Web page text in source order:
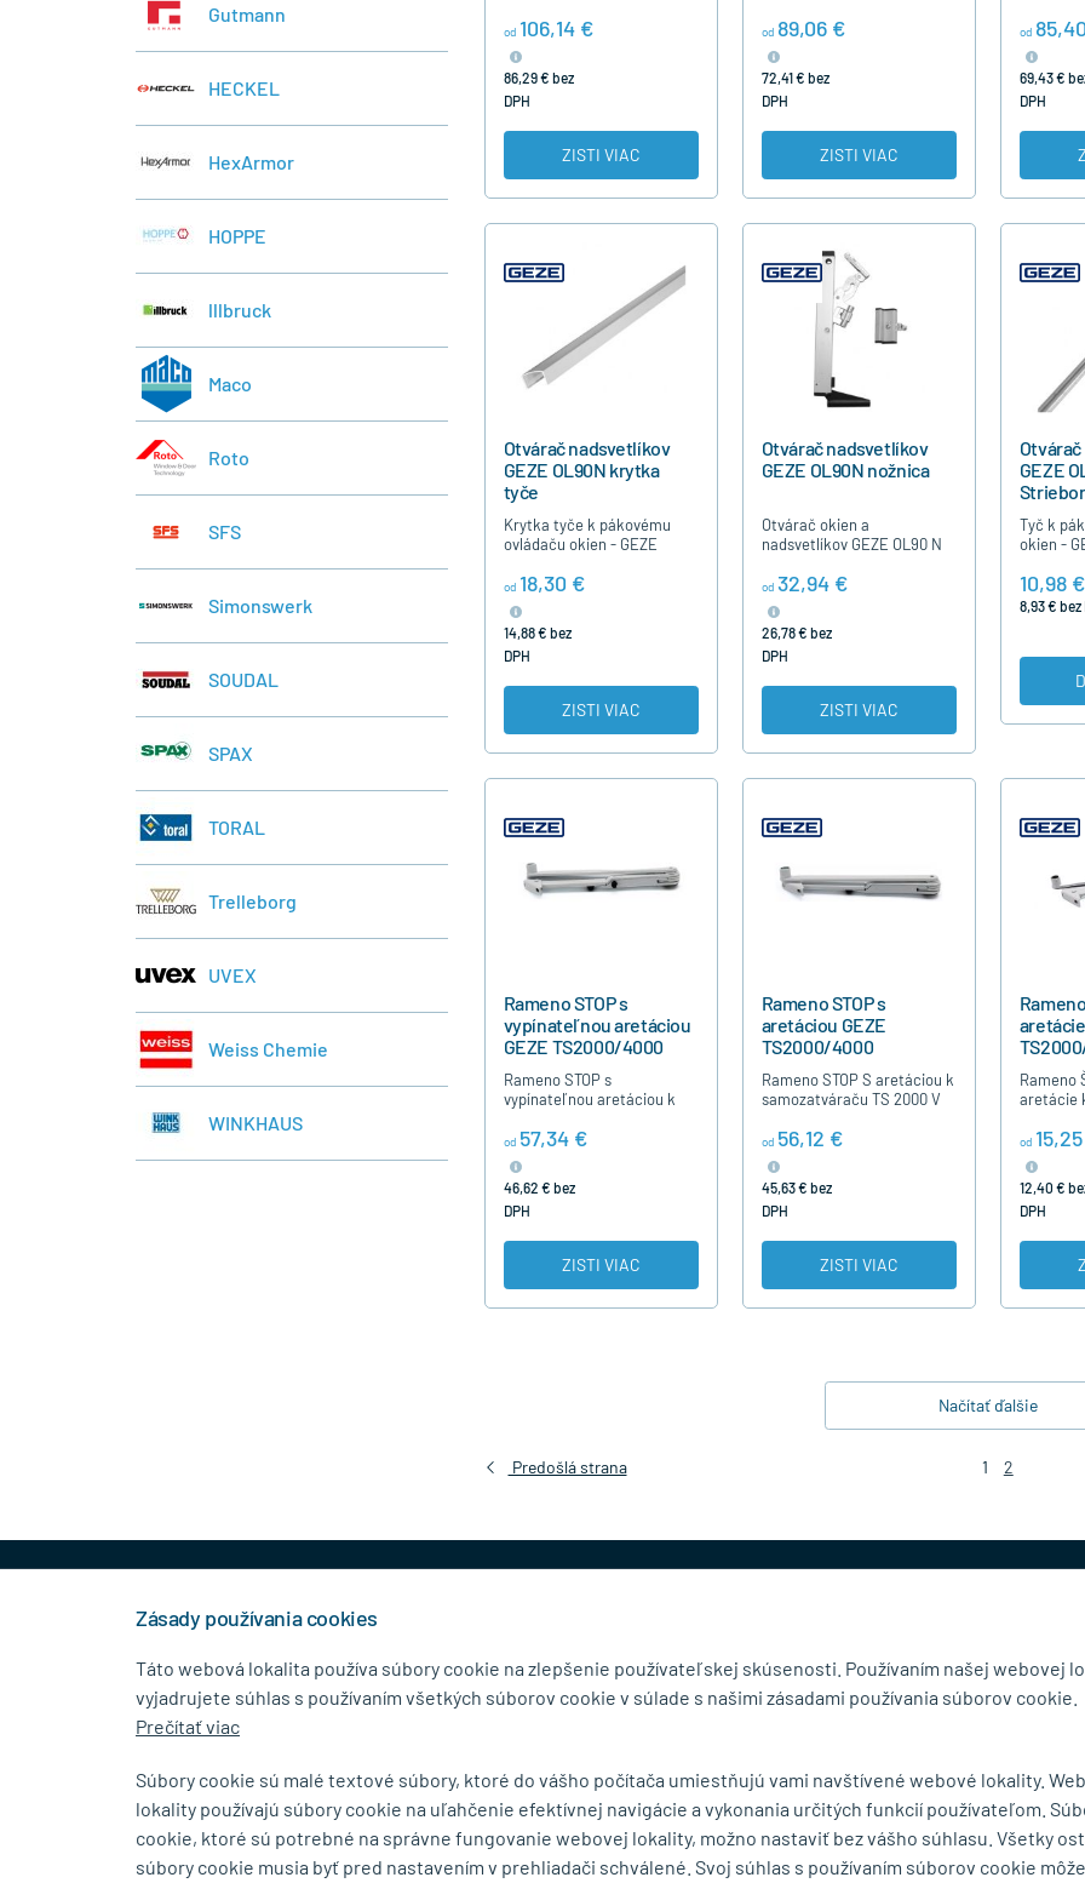
dľžka 1200 mm je možné
použiť pri šírke parapetu
nad 310mm a…
od 106,14 €
86,29 € bez
DPH
ZISTI VIAC
dľžka 1000 mm je možné
použiť pri šírke parapetu
nad 310mm a…
od 89,06 €
72,41 € bez
DPH
ZISTI VIAC
dľžka
na
šírky do
od
69,43 €
DPH
Otvárač nadsvetlíkov
GEZE OL90N krytka
tyče
Krytka tyče k pákovému
ovládaču okien - GEZE
m / resp. 6m / vo farbe
bielej RAL 9016, tmavej
hnedej a striebornej…
od 18,30 €
14,88 € bez
DPH
ZISTI VIAC
Otvárač nadsvetlíkov
GEZE OL90N nožnica
Otvárač okien a
nadsvetlíkov GEZE OL90 N
okien a nadsvetlíkov vo
výške až 6m pri hmotnosti
krídla do 80 kg. Pre…
od 32,94 €
26,78 € bez
DPH
ZISTI VIAC
GEZE
Tyč k
okien -
priemeru
dížke 3m
10,98 €
8,93 € bez
Rameno STOP s
vypínateľnou aretáciou
GEZE TS2000/4000
Rameno STOP s
vypínateľnou aretáciou k
BC a TS 4000 je rameno s
možnosťou nastavenia
polohy trvalého otvorenia
s…
od 57,34 €
46,62 € bez
DPH
ZISTI VIAC
Rameno STOP s
aretáciou GEZE
TS2000/4000
Rameno STOP S aretáciou k
samozatváraču TS 2000 V
možnosťou nastavenia
polohy trvalého otvorenia .
Je určené pre…
od 56,12 €
45,63 € bez
DPH
ZISTI VIAC
Rameno
aretácie
rameno
od
12,40 €
DPH
Načítať ďalšie
Predošlá strana 1 2
Gutmann
HECKEL
HexArmor
HOPPE
lllbruck
Maco
Roto
SFS
Simonswerk
SOUDAL
SPAX
TORAL
Trelleborg
UVEX
Weiss Chemie
WINKHAUS
KONTAKTNÉ ÚDAJE
MB.Kovanie
Pavla Horova 1/23, 080 01
Prešov
Zobraziť na mape
O Spoločnosti
Blog
Kontakty
Doručenie a osobný odber
Obchodné podmienky
Reklamačný poriadok
Ochrana osobných údajov
Zásady používania cookies
Táto webová lokalita používa súbory cookie na zlepšenie používateľskej skúsenosti. Používaním našej webovej
vyjadrujete súhlas s používaním všetkých súborov cookie v súlade s našimi zásadami používania súborov cookie.
Prečítať viac
Súbory cookie sú malé textové súbory, ktoré do vášho počítača umiestňujú vami navštívené webové lokality.
lokality používajú súbory cookie na uľahčenie efektívnej navigácie a vykonania určitých funkcií používateľom.
cookie, ktoré sú potrebné na správne fungovanie webovej lokality, možno nastaviť bez vášho súhlasu. Všetky
súbory cookie musia byť pred nastavením v prehliadači schválené. Svoj súhlas s používaním súborov cookie